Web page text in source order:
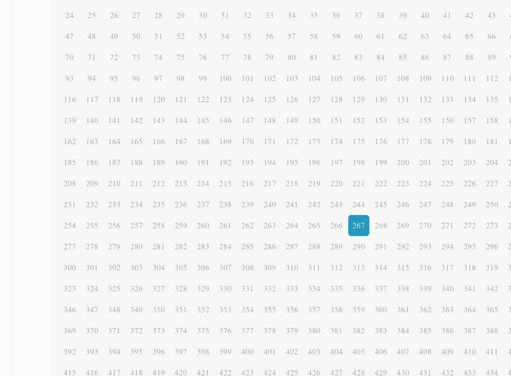
24
25 26 27 28 29 30 31 32 33 34 35 36 37 38 39 40 41 42 43
47
48 49 50 51 52 53 54 55 56 57 58 59 60 61 62 63 64 65 66
70
71 72 73 74 75 76 77 78 79 80 81 82 83 84 85 86 87 88 89
93
94 95 96 97 98 99 100 101 102 103 104 105 106 107 108 109 110 111 112
116
117 118 119 120 121 122 123 124 125 126 127 128 129 130 131 132 133 134 135
139
140 141 142 143 144 145 146 147 148 149 150 151 152 153 154 155 156 157 158
162
163 164 165 166 167 168 169 170 171 172 173 174 175 176 177 178 179 180 181
185
186 187 188 189 190 191 192 193 194 195 196 197 198 199 200 201 202 203 204
208
209 210 211 212 213 214 215 216 217 218 219 220 221 222 223 224 225 226 227
231
232 233 234 235 236 237 238 239 240 241 242 243 244 245 246 247 248 249 250
254
255 256 257 258 259 260 261 262 263 264 265 266 267 268 269 270 271 272 273
277
278 279 280 281 282 283 284 285 286 287 288 289 290 291 292 293 294 295 296
300
301 302 303 304 305 306 307 308 309 310 311 312 313 314 315 316 317 318 319
323
324 325 326 327 328 329 330 331 332 333 334 335 336 337 338 339 340 341 342
346
347 348 349 350 351 352 353 354 355 356 357 358 359 360 361 362 363 364 365
369
370 371 372 373 374 375 376 377 378 379 380 381 382 383 384 385 386 387 388
392
393 394 395 396 397 398 399 400 401 402 403 404 405 406 407 408 409 410 411
415
416 417 418 419 420 421 422 423 424 425 426 427 428 429 430 431 432 433 434